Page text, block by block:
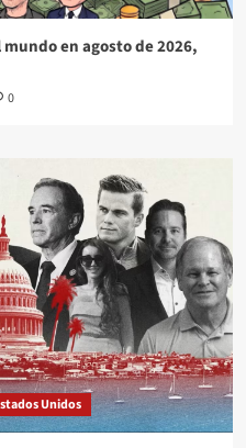
en agosto de 2026,
0
Unidos